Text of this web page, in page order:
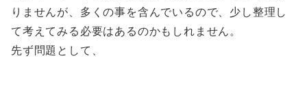
りませんが、多くの事を含んでいるので、少し整理し
て考えてみる必要はあるのかもしれません。
先ず問題として、